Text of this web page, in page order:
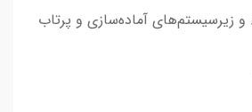
زیرسیستم‌های آماده‌سازی و پرتاب